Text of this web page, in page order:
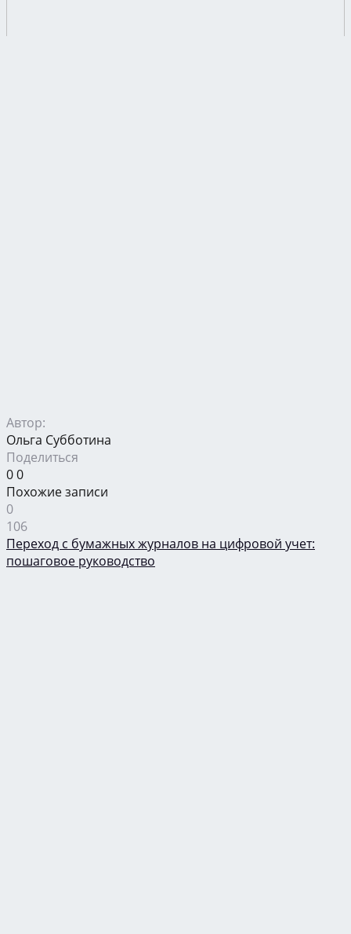
Автор:
Ольга Субботина
Поделиться
00
Похожие записи
0
106
Переход с бумажных журналов на цифровой учет:
пошаговое руководство